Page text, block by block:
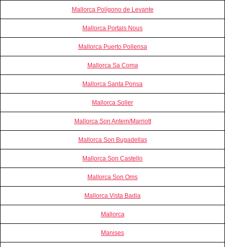
Mallorca Polígono de Levante
Mallorca Portals Nous
Mallorca Puerto Pollensa
Mallorca Sa Coma
Mallorca Santa Ponsa
Mallorca Soller
Mallorca Son Antem/Marriott
Mallorca Son Bugadellas
Mallorca Son Castello
Mallorca Son Oms
Mallorca Vista Badia
Mallorca
Manises